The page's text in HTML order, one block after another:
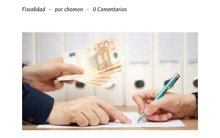
Fiscalidad - por chomon - 0 Comentarios